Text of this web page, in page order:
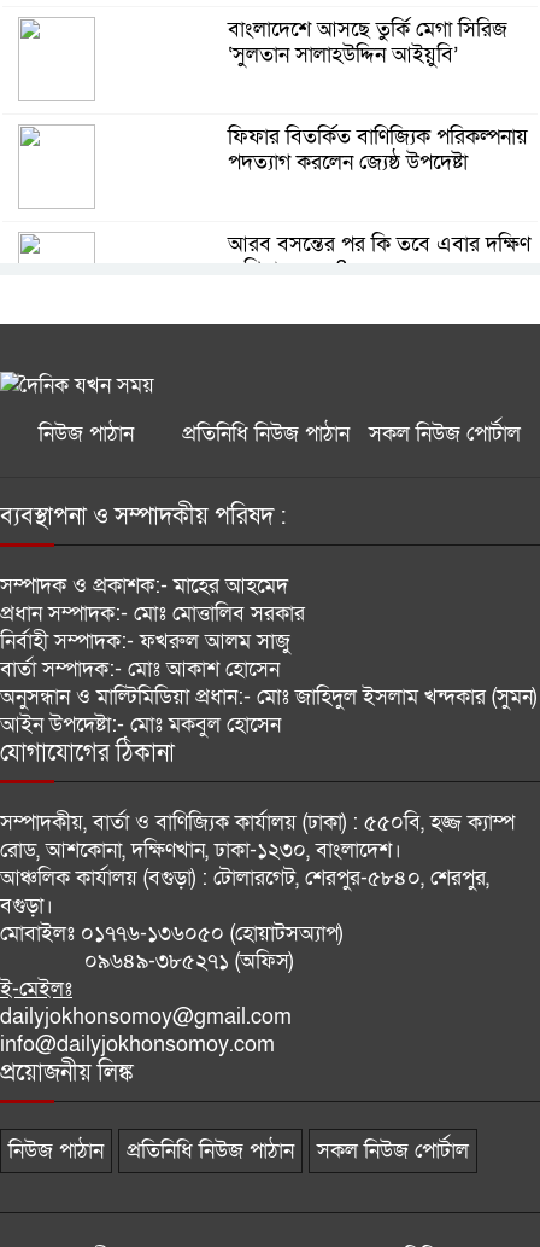
নিস্তব্ধতা
গণতন্ত্রে সন্তুষ্ট ৬২ শতাংশ মানুষ
ডিজিটাল ঋণ
বাংলাদেশে আসছে তুর্কি মেগা সিরিজ
‘সুলতান সালাহউদ্দিন আইয়ুবি’
ফিফার বিতর্কিত বাণিজ্যিক পরিকল্পনায়
পদত্যাগ করলেন জ্যেষ্ঠ উপদেষ্টা
আরব বসন্তের পর কি তবে এবার দক্ষিণ
এশিয়ার বসন্ত?
বিরুদ্ধে কঠোর ব্যবস্থা নেবে ডিএনসিসি
বাংলাদেশের সঙ্গে নতুন করে সম্পর্ক
গড়ার পরামর্শ ভারতীয় সংসদীয় কমিটির
সাফ চ্যাম্পিয়নশিপের ড্র: প্রতিপক্ষ
হিসেবে ভুটান ও শ্রীলঙ্কা পেল বাংলাদেশ
নিউজ পাঠান প্রতিনিধি নিউজ পাঠান সকল নিউজ পোর্টাল
ব্যবস্থাপনা ও সম্পাদকীয় পরিষদ :
সম্পাদক ও প্রকাশক:- মাহের আহমেদ
প্রধান সম্পাদক:- মোঃ মোত্তালিব সরকার
নির্বাহী সম্পাদক:- ফখরুল আলম সাজু
বার্তা সম্পাদক:- মোঃ আকাশ হোসেন
অনুসন্ধান ও মাল্টিমিডিয়া প্রধান:- মোঃ জাহিদুল ইসলাম খন্দকার (সুমন)
আইন উপদেষ্টা:- মোঃ মকবুল হোসেন
যোগাযোগের ঠিকানা
সম্পাদকীয়, বার্তা ও বাণিজ্যিক কার্যালয় (ঢাকা) : ৫৫০বি, হজ্জ ক্যাম্প
রোড, আশকোনা, দক্ষিণখান, ঢাকা-১২৩০, বাংলাদেশ।
আঞ্চলিক কার্যালয় (বগুড়া) : টোলারগেট, শেরপুর-৫৮৪০, শেরপুর,
বগুড়া।
মোবাইলঃ ০১৭৭৬-১৩৬০৫০ (হোয়াটসঅ্যাপ)
০৯৬৪৯-৩৮৫২৭১ (অফিস)
ই-মেইলঃ
dailyjokhonsomoy@gmail.com
info@dailyjokhonsomoy.com
প্রয়োজনীয় লিঙ্ক
নিউজ পাঠান প্রতিনিধি নিউজ পাঠান সকল নিউজ পোর্টাল